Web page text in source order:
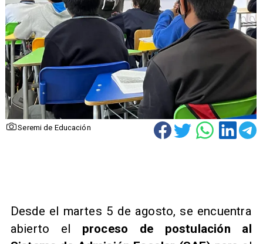
Seremi de Educación
Desde el martes 5 de agosto, se encuentra
abierto el proceso de postulación al